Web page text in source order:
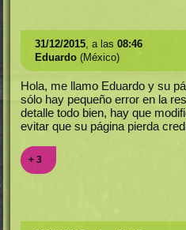
31/12/2015, a las 08:46
Eduardo(México)
Hola, me llamo Eduardo y su
sólo hay pequeño error en la
detalle todo bien, hay que
evitar que su página pierda
+ 3